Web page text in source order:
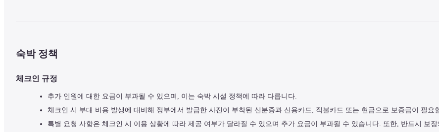
숙박 정책
체크인 규정
추가 인원에 대한 요금이 부과될 수 있으며, 이는 숙박 시설 정책에 따라 다릅니다.
체크인 시 부대 비용 발생에 대비해 정부에서 발급한 사진이 부착된 신분증과 신용카드, 직불카드 또는 현금으로 보증금이 필요
특별 요청 사항은 체크인 시 이용 상황에 따라 제공 여부가 달라질 수 있으며 추가 요금이 부과될 수 있습니다. 또한, 반드시 보